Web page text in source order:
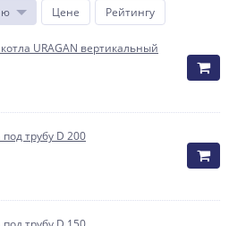
Цене Рейтингу
URAGAN вертикальный
трубу D 200